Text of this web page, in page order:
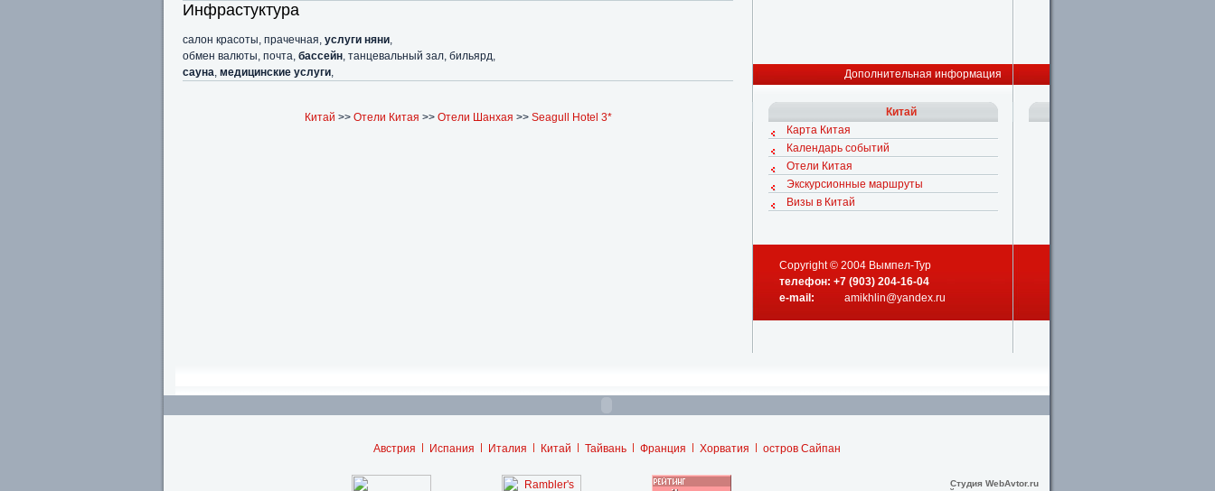
Инфрастуктура
салон красоты, прачечная, услуги няни,
обмен валюты, почта, бассейн, танцевальный зал, бильярд,
сауна, медицинские услуги,
Китай >> Отели Китая >> Отели Шанхая >> Seagull Hotel 3*
Дополнительная информация
Китай
Карта Китая
Календарь событий
Отели Китая
Экскурсионные маршруты
Визы в Китай
Copyright © 2004 Вымпел-Тур
телефон: +7 (903) 204-16-04
e-mail:
amikhlin@yandex.ru
Австрия Испания Италия Китай Тайвань Франция Хорватия остров Сайпан
Студия WebAvtor.ru